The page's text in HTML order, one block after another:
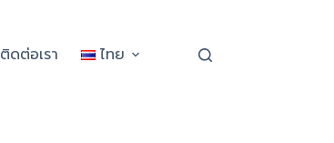
ติดต่อเรา ไทย